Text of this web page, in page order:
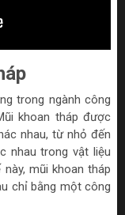
trong ngành công
khoan tháp được
nhau, từ nhỏ đến
nhau trong vật liệu
mũi khoan tháp
chỉ bằng một công